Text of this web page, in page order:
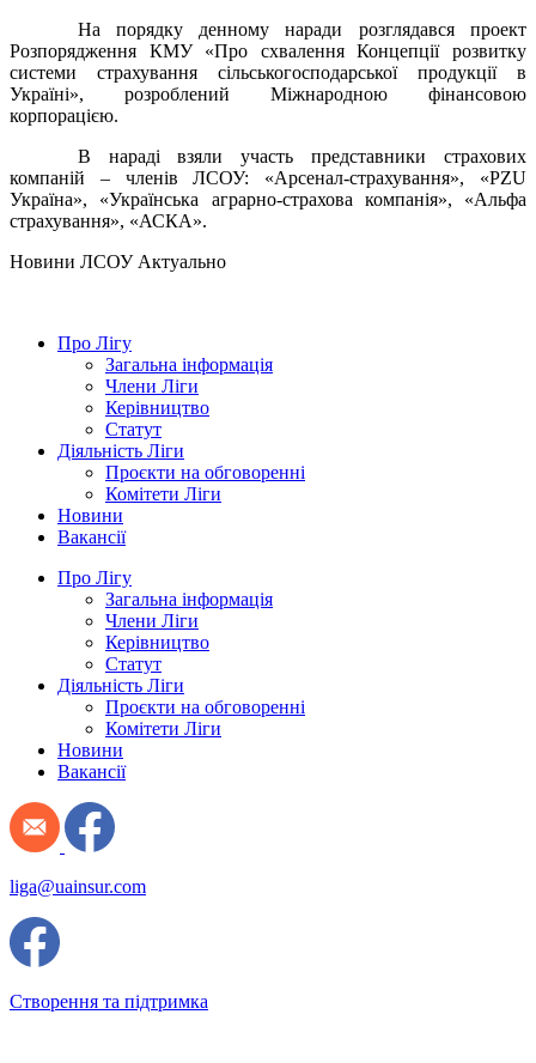
На порядку денному наради розглядався проект
Розпорядження КМУ «Про схвалення Концепції розвитку
системи страхування сільськогосподарської продукції в
Україні», розроблений Міжнародною фінансовою
корпорацією.
В нараді взяли участь представники страхових
компаній – членів ЛСОУ: «Арсенал-страхування», «PZU
Україна», «Українська аграрно-страхова компанія», «Альфа
страхування», «АСКА».
Hовини ЛСОУ Актуально
Про Лігу
Загальна інформація
Члени Ліги
Керівництво
Статут
Діяльність Ліги
Проєкти на обговоренні
Комітети Ліги
Новини
Вакансії
Про Лігу
Загальна інформація
Члени Ліги
Керівництво
Статут
Діяльність Ліги
Проєкти на обговоренні
Комітети Ліги
Новини
Вакансії
liga@uainsur.com
Створення та підтримка